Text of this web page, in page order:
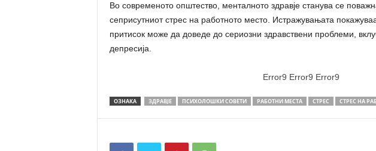
Во современото општество, менталното здравје станува се
сеприсутниот стрес на работното место. Истражувањата
притисок може да доведе до сериозни здравствени проблеми,
депресија.
Error9 Error9 Error9
ОЗНАКА ЗДРАВЈЕ ПСИХОЛОШКИ СОВЕТИ РАБОТНИ МЕСТА СТРЕС СТРЕС НА